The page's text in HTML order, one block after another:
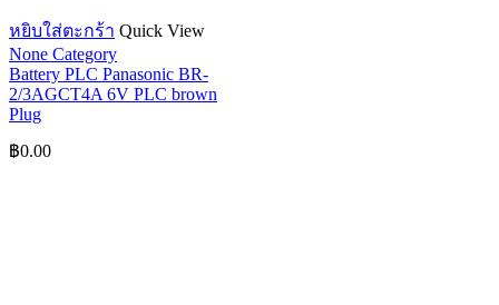
หยิบใส่ตะกร้า Quick View
None Category
Battery PLC Panasonic BR-
2/3AGCT4A 6V PLC brown
Plug
฿0.00